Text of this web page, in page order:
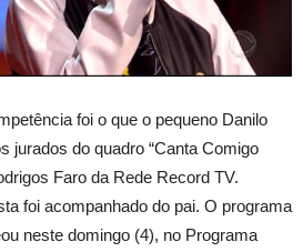
foi o que o pequeno Danilo
jurados do quadro “Canta Comigo
Faro da Rede Record TV.
foi acompanhado do pai. O programa
neste domingo (4), no Programa